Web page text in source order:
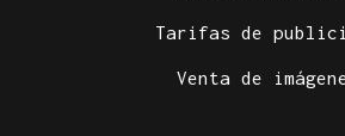
Tarifas de
Venta de